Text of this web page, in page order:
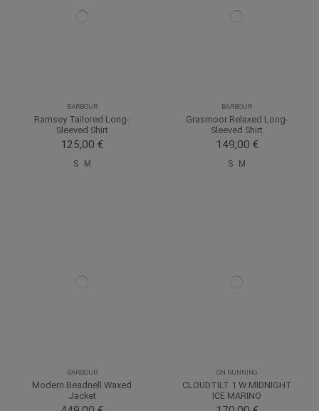
BARBOUR
Ramsey Tailored Long-
Sleeved Shirt
125,00 €
S M
BARBOUR
Grasmoor Relaxed Long-
Sleeved Shirt
149,00 €
S M
BARBOUR
Modern Beadnell Waxed
Jacket
ON RUNNING
CLOUDTILT 1 W MIDNIGHT
ICE MARINO